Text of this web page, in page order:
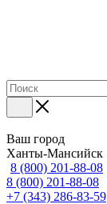
Ваш город
Ханты-Мансийск
8 (800) 201-88-08
8 (800) 201-88-08
+7 (343) 286-83-59